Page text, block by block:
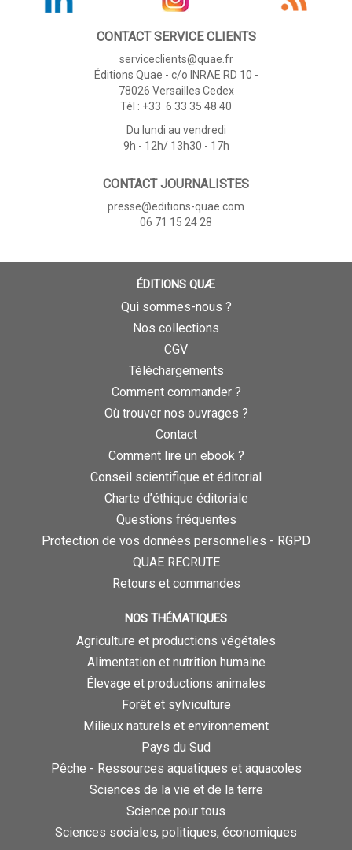
CONTACT SERVICE CLIENTS
serviceclients@quae.fr
Éditions Quae - c/o INRAE RD 10 -
78026 Versailles Cedex
Tél : +33 6 33 35 48 40
Du lundi au vendredi
9h - 12h/ 13h30 - 17h
CONTACT JOURNALISTES
presse@editions-quae.com
06 71 15 24 28
ÉDITIONS QUÆ
Qui sommes-nous ?
Nos collections
CGV
Téléchargements
Comment commander ?
Où trouver nos ouvrages ?
Contact
Comment lire un ebook ?
Conseil scientifique et éditorial
Charte d’éthique éditoriale
Questions fréquentes
Protection de vos données personnelles - RGPD
QUAE RECRUTE
Retours et commandes
NOS THÉMATIQUES
Agriculture et productions végétales
Alimentation et nutrition humaine
Élevage et productions animales
Forêt et sylviculture
Milieux naturels et environnement
Pays du Sud
Pêche - Ressources aquatiques et aquacoles
Sciences de la vie et de la terre
Science pour tous
Sciences sociales, politiques, économiques